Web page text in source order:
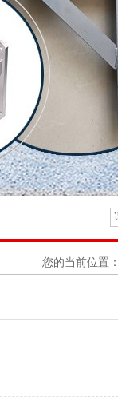
您的当前位置：